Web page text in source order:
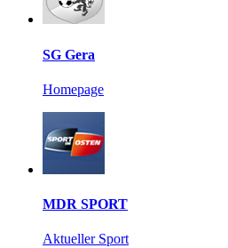
SG Gera
Homepage
MDR SPORT
Aktueller Sport